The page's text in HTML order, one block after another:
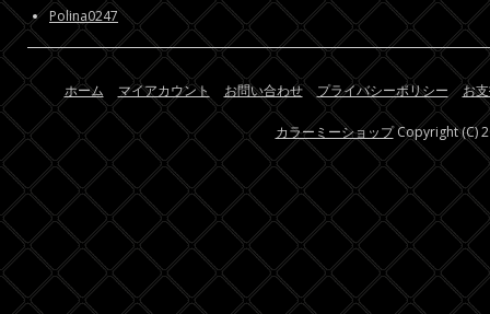
Polina0247
ホーム マイアカウント お問い合わせ プライバシーポリシー お
カラーミーショップCopyright (C)